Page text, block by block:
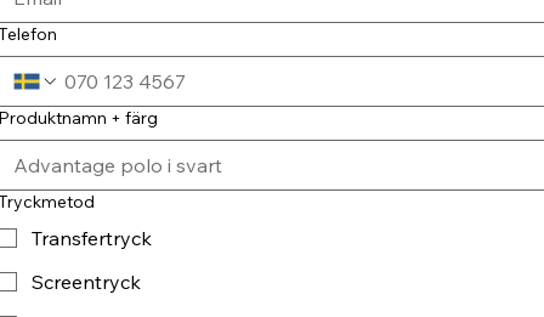
+ färg
Transfertryck
Screentryck